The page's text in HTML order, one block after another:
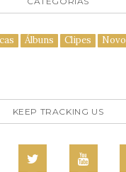
Álbuns Clipes
KEEP TRACKING US